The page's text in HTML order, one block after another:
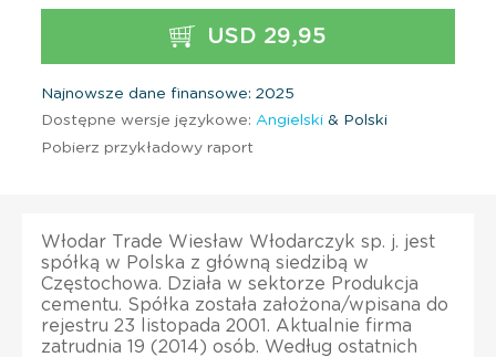
USD 29,95
Najnowsze dane finansowe: 2025
Dostępne wersje językowe: Angielski & Polski
Pobierz przykładowy raport
Włodar Trade Wiesław Włodarczyk sp. j. jest
spółką w Polska z główną siedzibą w
Częstochowa. Działa w sektorze Produkcja
cementu. Spółka została założona/wpisana do
rejestru 23 listopada 2001. Aktualnie firma
zatrudnia 19 (2014) osób. Według ostatnich